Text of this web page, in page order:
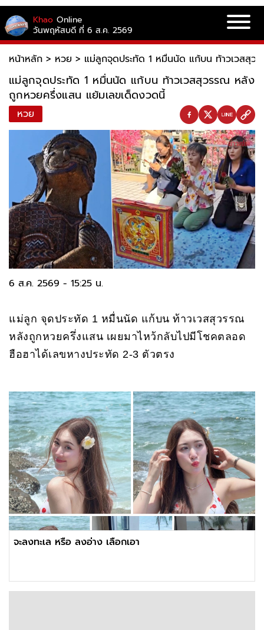
Khao Online
วันพฤหัสบดี ที่ 6 ส.ค. 2569
หน้าหลัก > หวย > แม่ลูกจุดประทัด 1 หมื่นนัด แก้บน ท้าวเวสสุ
แม่ลูกจุดประทัด 1 หมื่นนัด แก้บน ท้าวเวสสุวรรณ หลัง
ถูกหวยครึ่งแสน แย้มเลขเด็ดงวดนี้
หวย
6 ส.ค. 2569 - 15:25 น.
แม่ลูก จุดประทัด 1 หมื่นนัด แก้บน ท้าวเวสสุวรรณ
หลังถูกหวยครึ่งแสน เผยมาไหว้กลับไปมีโชคตลอด
ฮือฮาได้เลขหางประทัด 2-3 ตัวตรง
จะลงทะเล หรือ ลงอ่าง เลือกเอา